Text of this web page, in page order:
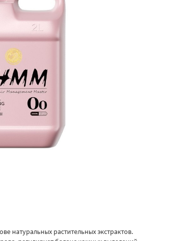
натуральных растительных экстрактов.